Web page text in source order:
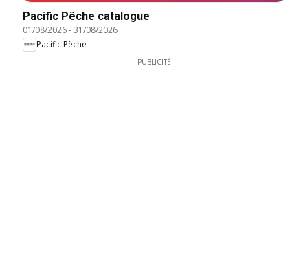
Pacific Pêche catalogue
01/08/2026-31/08/2026
Pacific Pêche
PUBLICITÉ